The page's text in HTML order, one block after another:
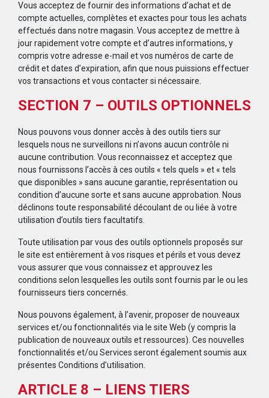
Vous acceptez de fournir des informations d’achat et de
compte actuelles, complètes et exactes pour tous les achats
effectués dans notre magasin. Vous acceptez de mettre à
jour rapidement votre compte et d’autres informations, y
compris votre adresse e-mail et vos numéros de carte de
crédit et dates d’expiration, afin que nous puissions effectuer
vos transactions et vous contacter si nécessaire.
SECTION 7 – OUTILS OPTIONNELS
Nous pouvons vous donner accès à des outils tiers sur
lesquels nous ne surveillons ni n’avons aucun contrôle ni
aucune contribution. Vous reconnaissez et acceptez que
nous fournissons l’accès à ces outils « tels quels » et « tels
que disponibles » sans aucune garantie, représentation ou
condition d’aucune sorte et sans aucune approbation. Nous
déclinons toute responsabilité découlant de ou liée à votre
utilisation d’outils tiers facultatifs.
Toute utilisation par vous des outils optionnels proposés sur
le site est entièrement à vos risques et périls et vous devez
vous assurer que vous connaissez et approuvez les
conditions selon lesquelles les outils sont fournis par le ou les
fournisseurs tiers concernés.
Nous pouvons également, à l’avenir, proposer de nouveaux
services et/ou fonctionnalités via le site Web (y compris la
publication de nouveaux outils et ressources). Ces nouvelles
fonctionnalités et/ou Services seront également soumis aux
présentes Conditions d’utilisation.
ARTICLE 8 – LIENS TIERS